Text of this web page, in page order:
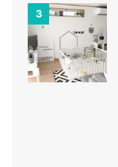
3